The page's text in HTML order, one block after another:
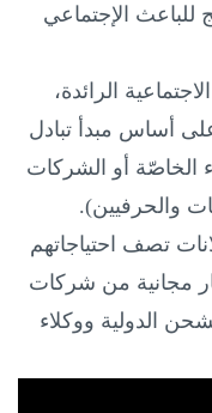
للباعث الإجتماعي
الرائدة،
أساس مبدأ تبادل
أو الشركات
والحرفيين).
تصف احتياجاتهم
مجانية من شركات
الدولية ووكلاء